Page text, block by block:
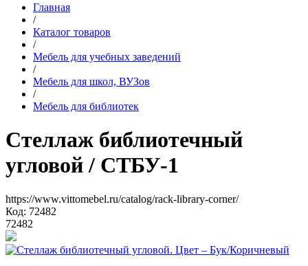
Главная
/
Каталог товаров
/
Мебель для учебных заведений
/
Мебель для школ, ВУЗов
/
Мебель для библиотек
Стеллаж библиотечный
угловой / СТБУ-1
https://www.vittomebel.ru/catalog/rack-library-corner/
Код: 72482
72482